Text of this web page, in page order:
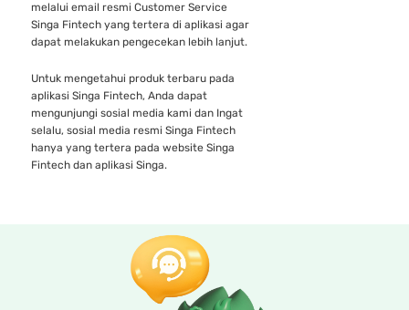
melalui email resmi Customer Service
Singa Fintech yang tertera di aplikasi agar
dapat melakukan pengecekan lebih lanjut.
Untuk mengetahui produk terbaru pada
aplikasi Singa Fintech, Anda dapat
mengunjungi sosial media kami dan Ingat
selalu, sosial media resmi Singa Fintech
hanya yang tertera pada website Singa
Fintech dan aplikasi Singa.